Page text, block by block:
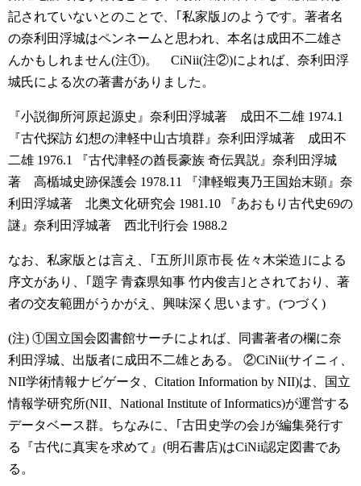
記されていないとのことで、｢私家版｣のようです。著者名
の奈利田浮城はペンネームと思われ、本名は成田不二雄さ
んかもしれません(注①)。 CiNii(注②)によれば、奈利田浮
城氏による次の著書がありました。
『小説御所河原起源史』奈利田浮城著 成田不二雄 1974.1
『古代探訪 幻想の津軽中山古墳群』奈利田浮城著 成田不
二雄 1976.1
『古代津軽の酋長豪族 奇伝異説』奈利田浮城
著 高楯城史跡保護会 1978.11
『津軽蝦夷乃王国始末顕』奈
利田浮城著 北奥文化研究会 1981.10 『あおもり古代史69の
謎』奈利田浮城著 西北刊行会 1988.2
なお、私家版とは言え、｢五所川原市長 佐々木栄造｣による
序文があり、｢題字 青森県知事 竹内俊吉｣とされており、著
者の交友範囲がうかがえ、興味深く思います。(つづく)
(注) ①国立国会図書館サーチによれば、同書著者の欄に奈
利田浮城、出版者に成田不二雄とある。
②CiNii(サイニィ、
NII学術情報ナビゲータ、Citation Information by NII)は、国立
情報学研究所(NII、National Institute of Informatics)が運営する
データベース群。ちなみに、｢古田史学の会｣が編集発行す
る『古代に真実を求めて』(明石書店)はCiNii認定図書であ
る。